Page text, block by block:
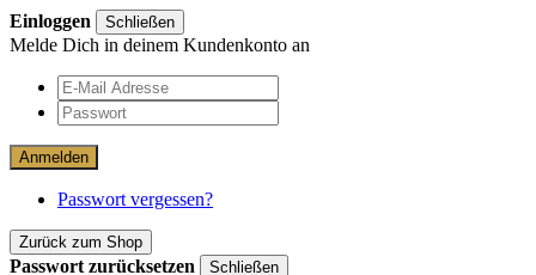
Einloggen Schließen
Melde Dich in deinem Kundenkonto an
Anmelden
Passwort vergessen?
Zurück zum Shop
Passwort zurücksetzen Schließen